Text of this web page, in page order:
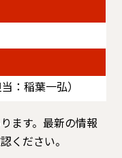
：稲葉一弘）
ます。最新の情報
ください。